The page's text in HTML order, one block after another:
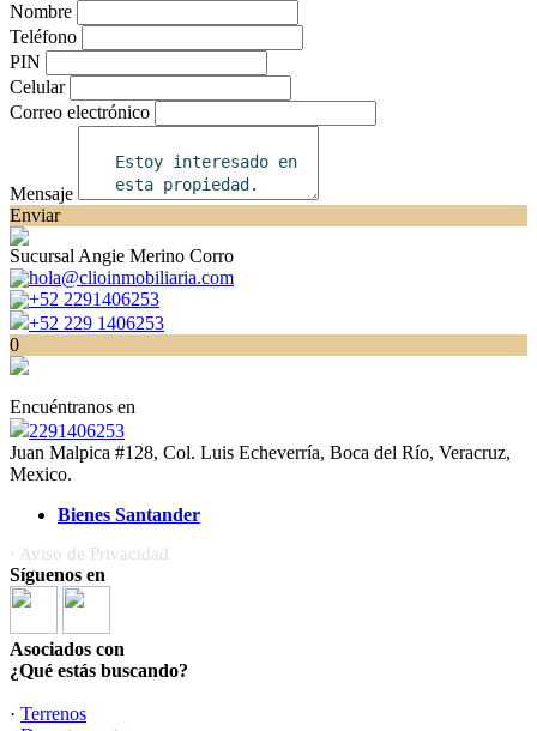
Nombre
Teléfono
PIN
Celular
Correo electrónico
Mensaje
Enviar
Sucursal Angie Merino Corro
hola@clioinmobiliaria.com
+52 2291406253
+52 229 1406253
0
Encuéntranos en
2291406253
Juan Malpica #128, Col. Luis Echeverría, Boca del Río, Veracruz,
Mexico.
Bienes Santander
· Aviso de Privacidad
Síguenos en
Asociados con
¿Qué estás buscando?
· Terrenos